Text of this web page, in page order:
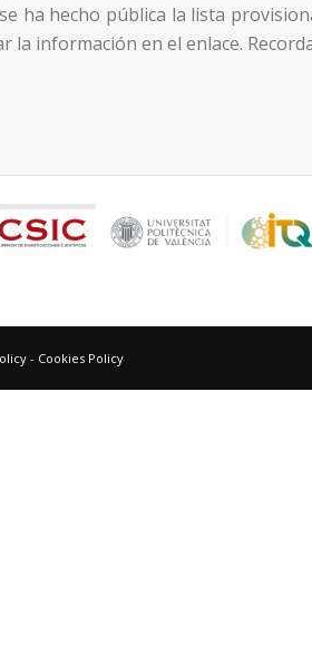
ha hecho pública la lista
la información en el enlace.
- Cookies Policy